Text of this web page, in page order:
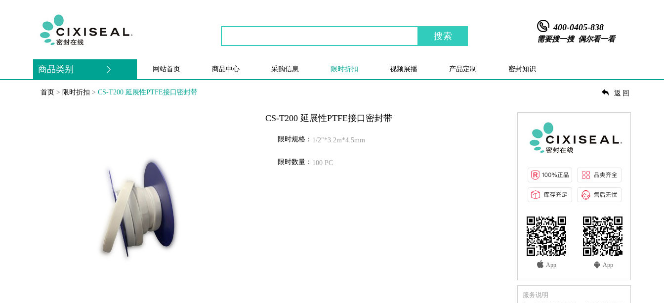
搜索
400-0405-838
需要搜一搜 偶尔看一看
商品类别 网站首页 商品中心 采购信息 限时折扣 视频展播 产品定制 密封知识
首页 > 限时折扣 > CS-T200 延展性PTFE接口密封带 返回
CS-T200 延展性PTFE接口密封带
限时规格： 1/2"*3.2m*4.5mm
限时数量： 100 PC
App App
服务说明